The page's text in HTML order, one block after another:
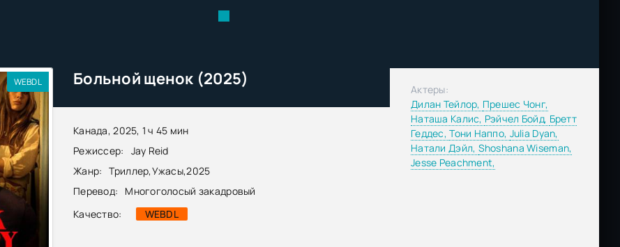
Больной щенок (2025)
Канада, 2025, 1 ч 45 мин
Режиссер:
Jay Reid
Жанр:
Триллер,Ужасы,2025
Перевод:
Многоголосый закадровый
Качество:
WEBDL
WEBDL
Актеры:
Дилан Тейлор, Прешес Чонг,
Наташа Калис, Рэйчел Бойд, Бретт
Геддес,Тони Наппо, Julia Dyan,
Натали Дэйл, Shoshana Wiseman,
Jesse Peachment,